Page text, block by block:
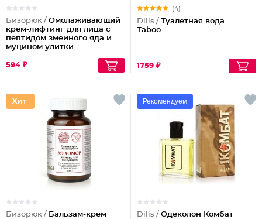
Бизорюк / Омолаживающий
крем-лифтинг для лица с
пептидом змеиного яда и
муцином улитки
594 ₽
(4)
Dilis / Туалетная вода
Taboo
1759 ₽
Бизорюк / Бальзам-крем
Рекомендуем
Dilis / Одеколон Комбат